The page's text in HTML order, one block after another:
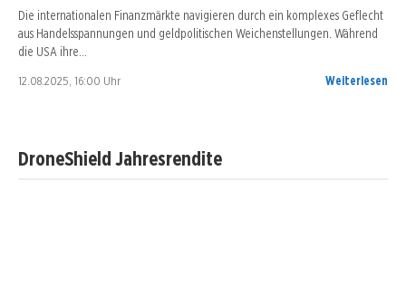
Die internationalen Finanzmärkte navigieren durch ein komplexes Geflecht
aus Handelsspannungen und geldpolitischen Weichenstellungen. Während
die USA ihre…
12.08.2025, 16:00 Uhr Weiterlesen
DroneShield Jahresrendite